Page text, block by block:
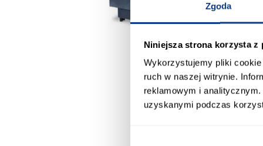
Zgoda
Niniejsza strona korzysta z
Wykorzystujemy pliki
ruch w naszej witrynie.
reklamowym i
uzyskanymi podczas
promocja